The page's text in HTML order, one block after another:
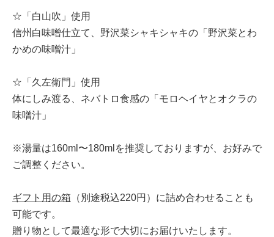
☆「白山吹」使用
信州白味噌仕立て、野沢菜シャキシャキの「野沢菜とわ
かめの味噌汁」
☆「久左衛門」使用
体にしみ渡る、ネバトロ食感の「モロヘイヤとオクラの
味噌汁」
※湯量は160ml〜180mlを推奨しておりますが、お好みで
ご調整ください。
ギフト用の箱 （別途税込220円）に詰め合わせることも
可能です。
贈り物として最適な形で大切にお届けいたします。